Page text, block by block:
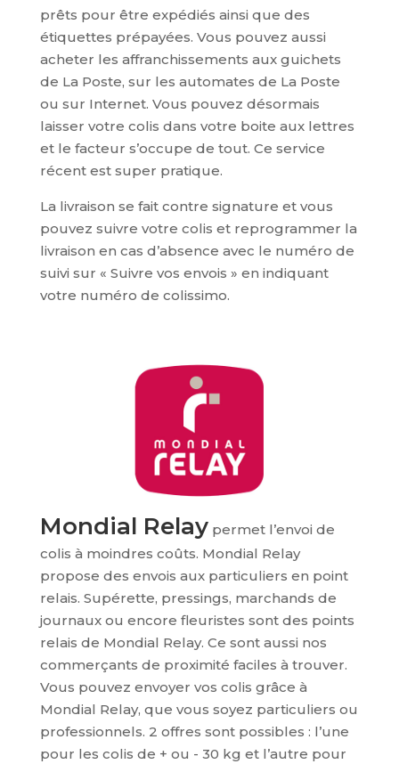
prêts pour être expédiés ainsi que des
étiquettes prépayées. Vous pouvez aussi
acheter les affranchissements aux guichets
de La Poste, sur les automates de La Poste
ou sur Internet. Vous pouvez désormais
laisser votre colis dans votre boite aux lettres
et le facteur s’occupe de tout. Ce service
récent est super pratique.
La livraison se fait contre signature et vous
pouvez suivre votre colis et reprogrammer la
livraison en cas d’absence avec le numéro de
suivi sur « Suivre vos envois » en indiquant
votre numéro de colissimo.
Mondial Relay permet l’envoi de
colis à moindres coûts. Mondial Relay
propose des envois aux particuliers en point
relais. Supérette, pressings, marchands de
journaux ou encore fleuristes sont des points
relais de Mondial Relay. Ce sont aussi nos
commerçants de proximité faciles à trouver.
Vous pouvez envoyer vos colis grâce à
Mondial Relay, que vous soyez particuliers ou
professionnels. 2 offres sont possibles : l’une
pour les colis de + ou - 30 kg et l’autre pour